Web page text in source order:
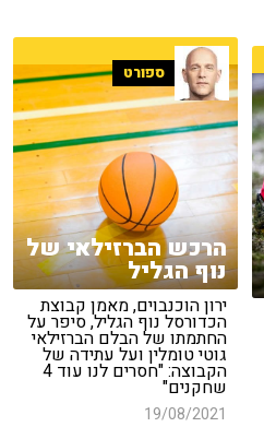
ספורט
הרכש הברזילאי של
נוף הגליל
ירון הוכנבוים, מאמן קבוצת
הכדורסל נוף הגליל, סיפר על
החתמתו של הבלם הברזילאי
גוטי טומלין ועל עתידה של
הקבוצה: "חסרים לנו עוד 4
שחקנים"
19/08/2021